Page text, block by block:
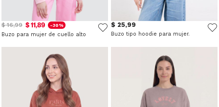
$ 16,99 $ 11,89 -30%
Buzo para mujer de cuello alto
$ 25,99
Buzo tipo hoodie para mujer.